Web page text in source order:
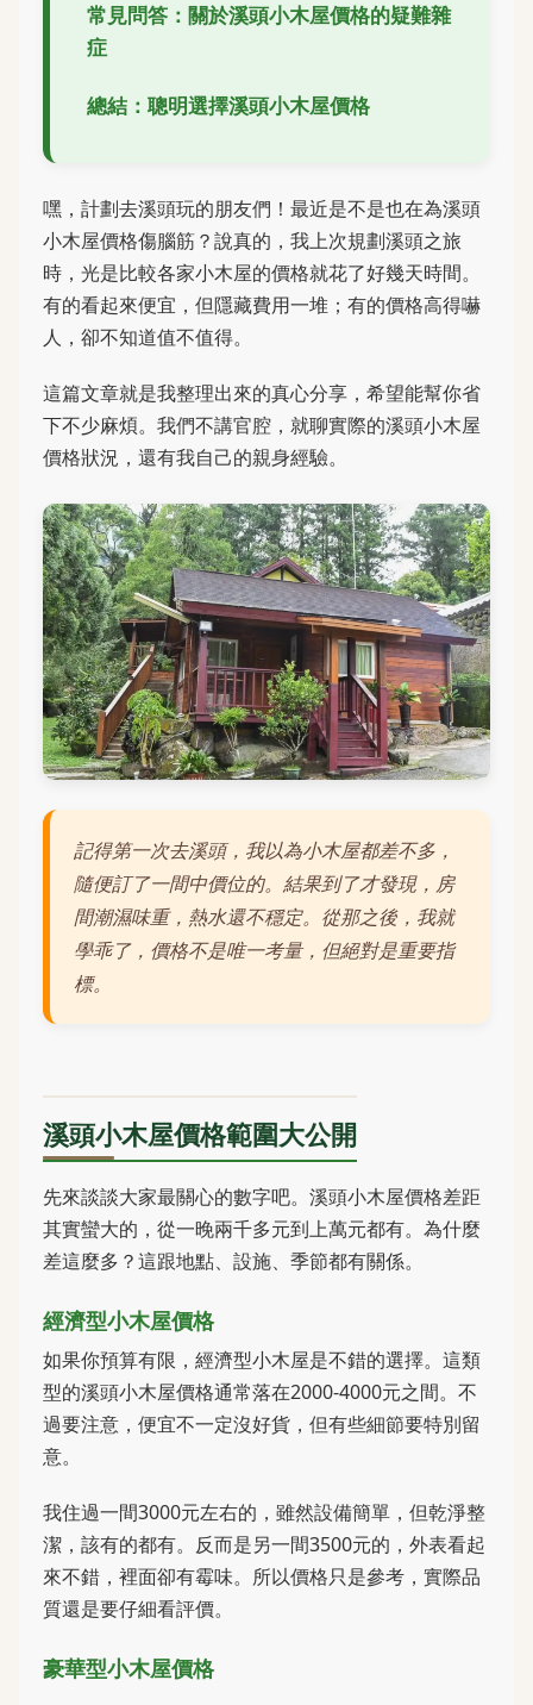
常見問答：關於溪頭小木屋價格的疑難雜
症
總結：聰明選擇溪頭小木屋價格
嘿，計劃去溪頭玩的朋友們！最近是不是也在為溪頭
小木屋價格傷腦筋？說真的，我上次規劃溪頭之旅
時，光是比較各家小木屋的價格就花了好幾天時間。
有的看起來便宜，但隱藏費用一堆；有的價格高得嚇
人，卻不知道值不值得。
這篇文章就是我整理出來的真心分享，希望能幫你省
下不少麻煩。我們不講官腔，就聊實際的溪頭小木屋
價格狀況，還有我自己的親身經驗。
記得第一次去溪頭，我以為小木屋都差不多，
隨便訂了一間中價位的。結果到了才發現，房
間潮濕味重，熱水還不穩定。從那之後，我就
學乖了，價格不是唯一考量，但絕對是重要指
標。
溪頭小木屋價格範圍大公開
先來談談大家最關心的數字吧。溪頭小木屋價格差距
其實蠻大的，從一晚兩千多元到上萬元都有。為什麼
差這麼多？這跟地點、設施、季節都有關係。
經濟型小木屋價格
如果你預算有限，經濟型小木屋是不錯的選擇。這類
型的溪頭小木屋價格通常落在2000-4000元之間。不
過要注意，便宜不一定沒好貨，但有些細節要特別留
意。
我住過一間3000元左右的，雖然設備簡單，但乾淨整
潔，該有的都有。反而是另一間3500元的，外表看起
來不錯，裡面卻有霉味。所以價格只是參考，實際品
質還是要仔細看評價。
豪華型小木屋價格